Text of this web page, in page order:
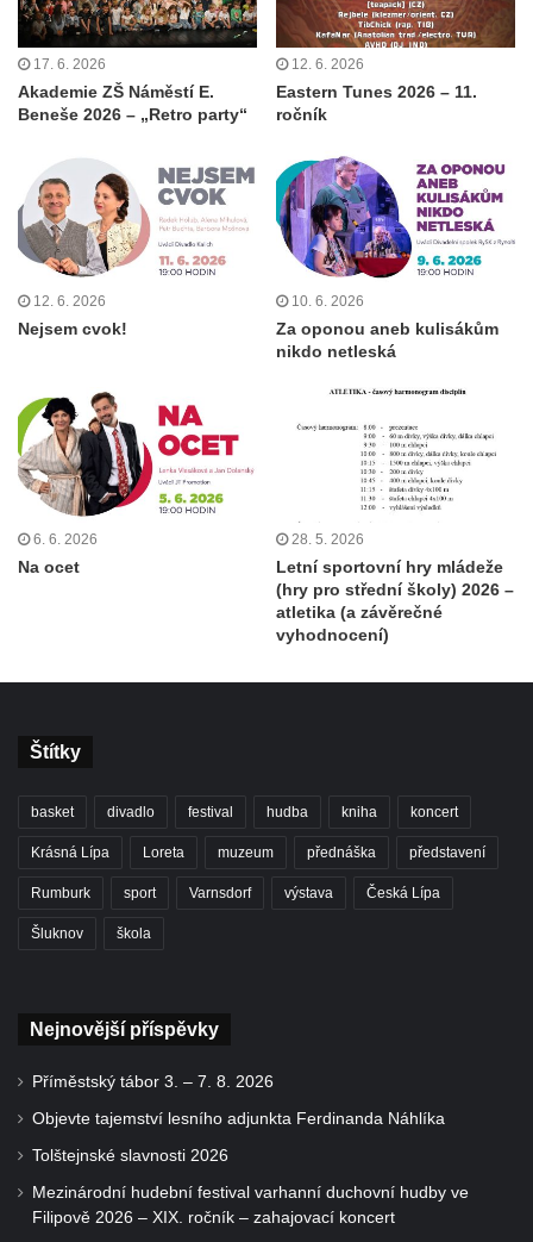
17. 6. 2026
Akademie ZŠ Náměstí E.
Beneše 2026 – „Retro party“
12. 6. 2026
Eastern Tunes 2026 – 11.
ročník
12. 6. 2026
Nejsem cvok!
10. 6. 2026
Za oponou aneb kulisákům
nikdo netleská
6. 6. 2026
Na ocet
28. 5. 2026
Letní sportovní hry mládeže
(hry pro střední školy) 2026 –
atletika (a závěrečné
vyhodnocení)
Štítky
basket divadlo festival hudba kniha koncert
Krásná Lípa Loreta muzeum přednáška představení
Rumburk sport Varnsdorf výstava Česká Lípa
Šluknov škola
Nejnovější příspěvky
Příměstský tábor 3. – 7. 8. 2026
Objevte tajemství lesního adjunkta Ferdinanda Náhlíka
Tolštejnské slavnosti 2026
Mezinárodní hudební festival varhanní duchovní hudby ve
Filipově 2026 – XIX. ročník – zahajovací koncert